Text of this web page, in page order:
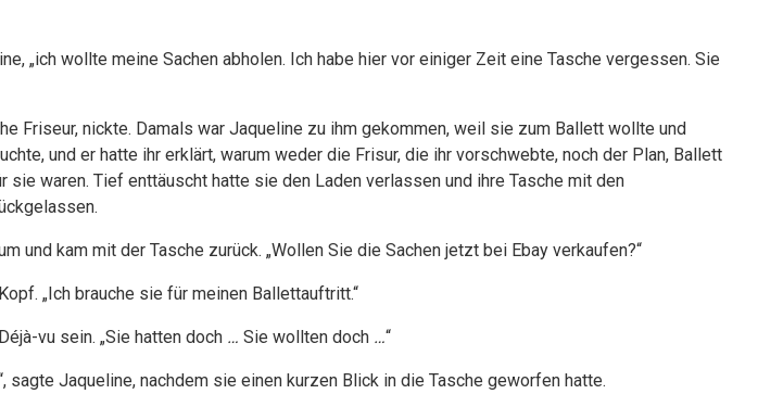
„ich wollte meine Sachen abholen. Ich habe hier vor einiger Zeit eine Tasche vergessen. Sie
Friseur, nickte. Damals war Jaqueline zu ihm gekommen, weil sie zum Ballett wollte und
und er hatte ihr erklärt, warum weder die Frisur, die ihr vorschwebte, noch der Plan, Ballett
sie waren. Tief enttäuscht hatte sie den Laden verlassen und ihre Tasche mit den
und kam mit der Tasche zurück. „Wollen Sie die Sachen jetzt bei Ebay verkaufen?“
„Ich brauche sie für meinen Ballettauftritt.“
vu sein. „Sie hatten doch … Sie wollten doch …“
sagte Jaqueline, nachdem sie einen kurzen Blick in die Tasche geworfen hatte.